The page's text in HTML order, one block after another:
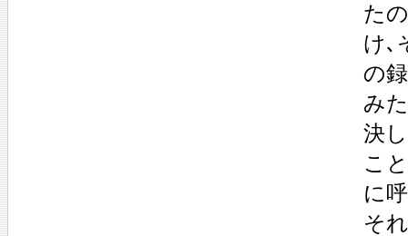
た
け､
の
み
決
こ
に
そ